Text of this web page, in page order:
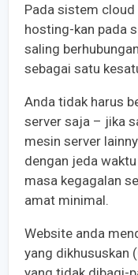
Pada sistem
hosting-kan pada
saling
sebagai satu
Anda tidak harus
server saja – jika
mesin server
dengan jeda
masa kegagalan
amat minimal.
Website anda
yang dikhususkan